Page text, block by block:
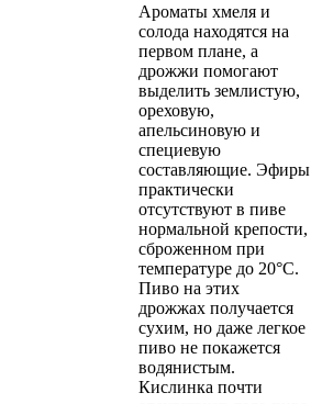
Ароматы хмеля и
солода находятся на
первом плане, а
дрожжи помогают
выделить землистую,
ореховую,
апельсиновую и
специевую
составляющие. Эфиры
практически
отсутствуют в пиве
нормальной крепости,
сброженном при
температуре до 20°C.
Пиво на этих
дрожжах получается
сухим, но даже легкое
пиво не покажется
водянистым.
Кислинка почти